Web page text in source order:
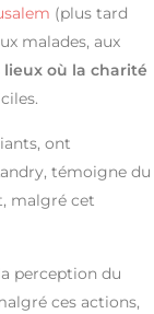
(plus tard
malades, aux
lieux où la charité
ont
témoigne du
malgré cet
perception du
ces actions,